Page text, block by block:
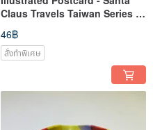
Claus Travels Taiwan Series /
Houtong Cat Village
46฿
สั่งทำพิเศษ